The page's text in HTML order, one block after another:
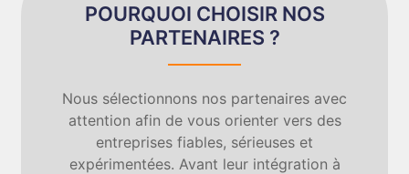
POURQUOI CHOISIR NOS
PARTENAIRES ?
Nous sélectionnons nos partenaires avec
attention afin de vous orienter vers des
entreprises fiables, sérieuses et
expérimentées. Avant leur intégration à